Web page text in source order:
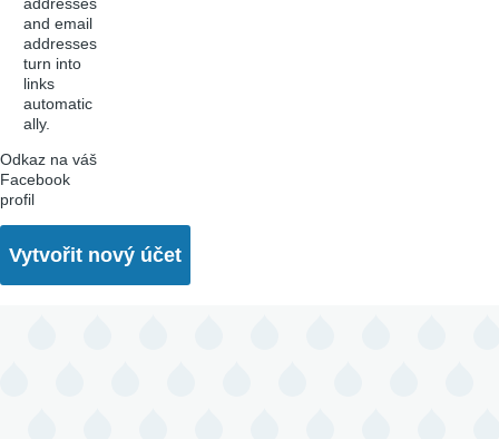
and email
addresses
turn into
links
automatic
ally.
Odkaz na váš
Facebook
profil